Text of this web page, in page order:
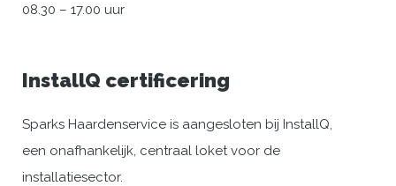
08.30 – 17.00 uur
InstallQ certificering
Sparks Haardenservice is aangesloten bij InstallQ,
een onafhankelijk, centraal loket voor de
installatiesector.